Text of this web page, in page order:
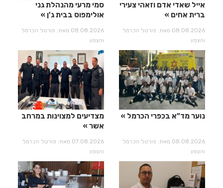
אייל שאדי אדם וזאהי צעירי
ברית אחים
08.08.2026 מאת: פורטל הכרמל
והצפון
סמי מרעי מהנהלת גני
אולימפוס בבית ג'ן
08.08.2026 מאת: פורטל הכרמל
והצפון
נוער מד"א בכפרי הכרמל
08.08.2026 מאת: פורטל הכרמל
והצפון
מצדיעים למצוינות במרחב
אשר
07.08.2026 מאת: פורטל הכרמל
והצפון